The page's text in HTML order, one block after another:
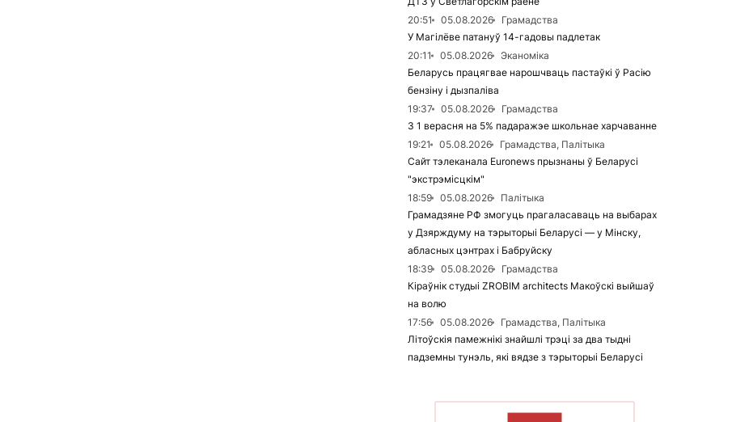
20:51
05.08.2026
Грамадства
У Магілёве патануў 14-гадовы падлетак
20:11
05.08.2026
Эканоміка
Беларусь працягвае нарошчваць пастаўкі ў Расію
бензіну і дызпаліва
19:37
05.08.2026
Грамадства
З 1 верасня на 5% падаражэе школьнае харчаванне
19:21
05.08.2026
Грамадства, Палітыка
Сайт тэлеканала Euronews прызнаны ў Беларусі
"экстрэмісцкім"
18:59
05.08.2026
Палітыка
Грамадзяне РФ змогуць прагаласаваць на выбарах
у Дзярждуму на тэрыторыі Беларусі — у Мінску,
абласных цэнтрах і Бабруйску
18:39
05.08.2026
Грамадства
Кіраўнік студыі ZROBIM architects Макоўскі выйшаў
на волю
17:56
05.08.2026
Грамадства, Палітыка
Літоўскія памежнікі знайшлі трэці за два тыдні
падземны тунэль, які вядзе з тэрыторыі Беларусі